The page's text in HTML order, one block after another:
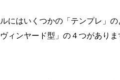
にはいくつかの「テンプレ」
ィンヤード型」の４つがあり